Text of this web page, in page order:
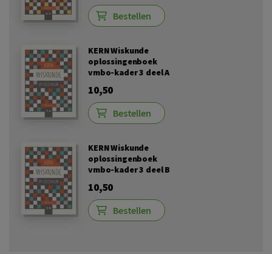
Bestellen
KERN Wiskunde
oplossingenboek
vmbo-kader 3 deel A
10,50
Bestellen
KERN Wiskunde
oplossingenboek
vmbo-kader 3 deel B
10,50
Bestellen